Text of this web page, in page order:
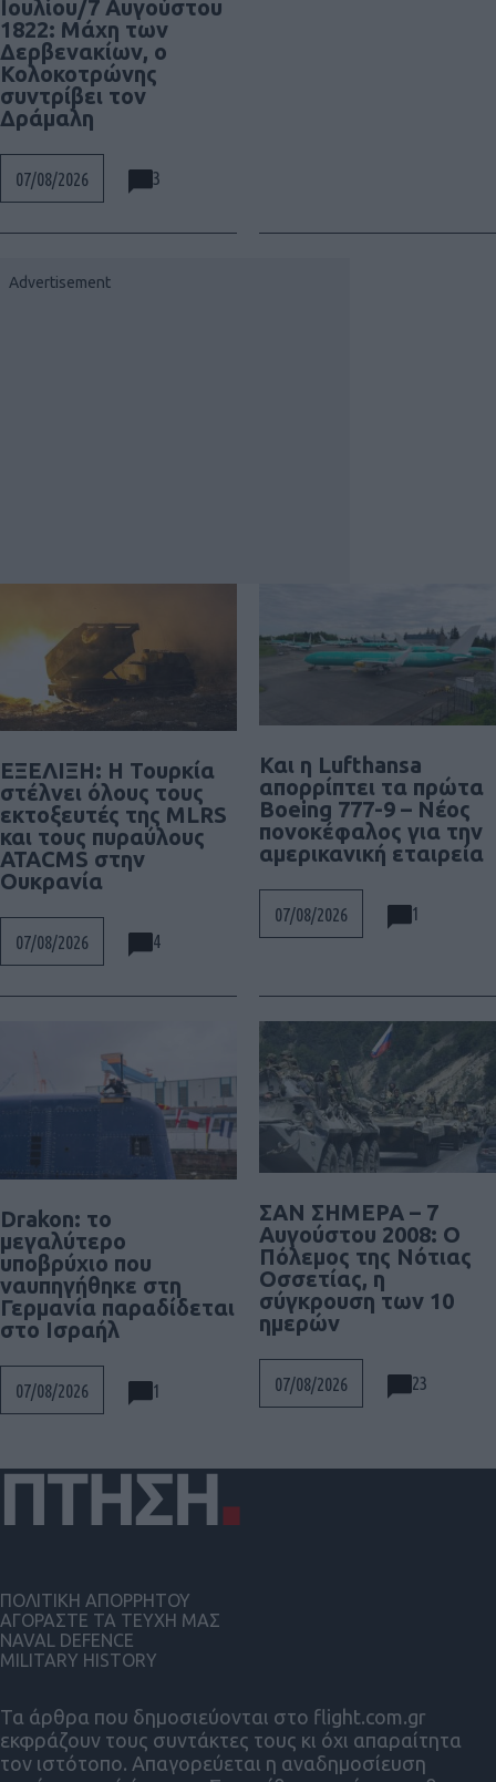
Ιουλίου/7 Αυγούστου
1822: Μάχη των
Δερβενακίων, ο
Κολοκοτρώνης
συντρίβει τον
Δράμαλη
07/08/2026 3
ΕΞΕΛΙΞΗ: H Τουρκία
στέλνει όλους τους
εκτοξευτές της MLRS
και τους πυραύλους
ATACMS στην
Ουκρανία
07/08/2026 4
Και η Lufthansa
απορρίπτει τα πρώτα
Boeing 777-9 – Νέος
πονοκέφαλος για την
αμερικανική εταιρεία
07/08/2026 1
Drakon: το
μεγαλύτερο
υποβρύχιο που
ναυπηγήθηκε στη
Γερμανία παραδίδεται
στο Ισραήλ
07/08/2026 1
ΣΑΝ ΣΗΜΕΡΑ – 7
Αυγούστου 2008: Ο
Πόλεμος της Νότιας
Οσσετίας, η
σύγκρουση των 10
ημερών
07/08/2026 23
Τα άρθρα που δημοσιεύονται στο flight.com.gr
εκφράζουν τους συντάκτες τους κι όχι απαραίτητα
τον ιστότοπο. Απαγορεύεται η αναδημοσίευση
ΠΟΛΙΤΙΚΗ ΑΠΟΡΡΗΤΟΥ
ΑΓΟΡΑΣΤΕ ΤΑ ΤΕΥΧΗ ΜΑΣ
NAVAL DEFENCE
MILITARY HISTORY